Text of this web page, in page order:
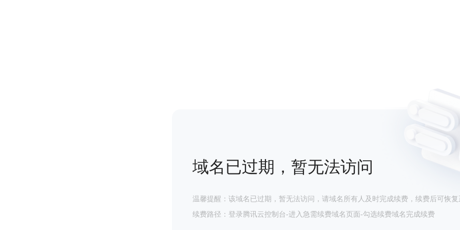
域名已过期，暂无法访问
温馨提醒：该域名已过期，暂无法访问，请域名所有人及时完成续费，续费后可恢复
续费路径：登录腾讯云控制台-进入急需续费域名页面-勾选续费域名完成续费